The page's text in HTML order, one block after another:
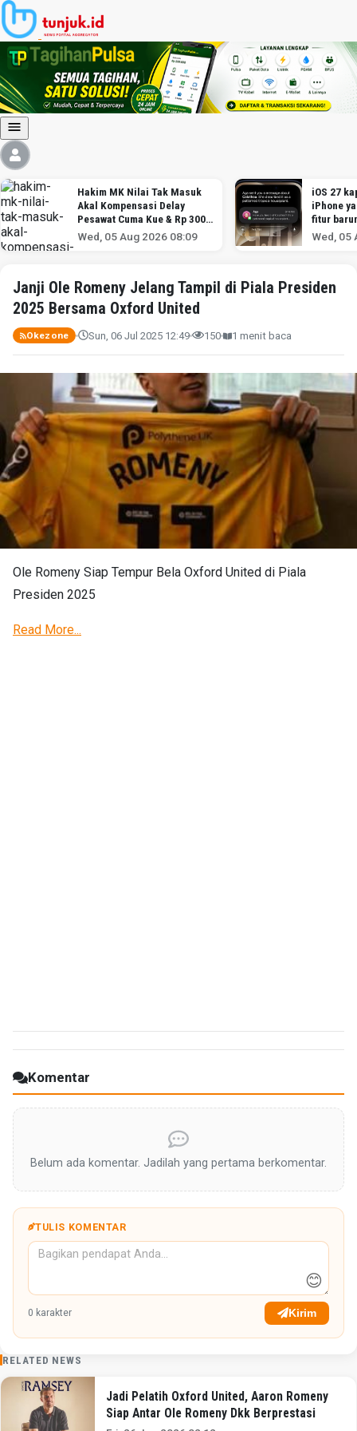
Hakim MK Nilai Tak Masuk
Akal Kompensasi Delay
Pesawat Cuma Kue & Rp 300
Ribu
Wed, 05 Aug 2026 08:09
iOS 27
iPhone
fitur
Wed, 05
Janji Ole Romeny Jelang Tampil di Piala Presiden
2025 Bersama Oxford United
Okezone Sun, 06 Jul 2025 12:49 150 1 menit baca
Ole Romeny Siap Tempur Bela Oxford United di Piala
Presiden 2025
Read More...
Komentar
Belum ada komentar. Jadilah yang pertama berkomentar.
TULIS KOMENTAR
😊
0 karakter Kirim
RELATED NEWS
Jadi Pelatih Oxford United, Aaron Romeny
Siap Antar Ole Romeny Dkk Berprestasi